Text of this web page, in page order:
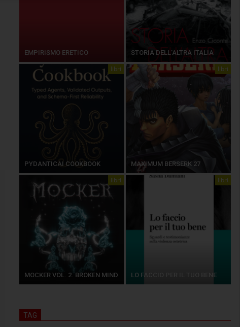
EMPIRISMO ERETICO STORIA DELL’ALTRA ITALIA
libri
PYDANTICAI COOKBOOK
libri
MAXIMUM BERSERK 27
libri
MOCKER VOL. 2. BROKEN MIND
libri
LO FACCIO PER IL TUO BENE
TAG